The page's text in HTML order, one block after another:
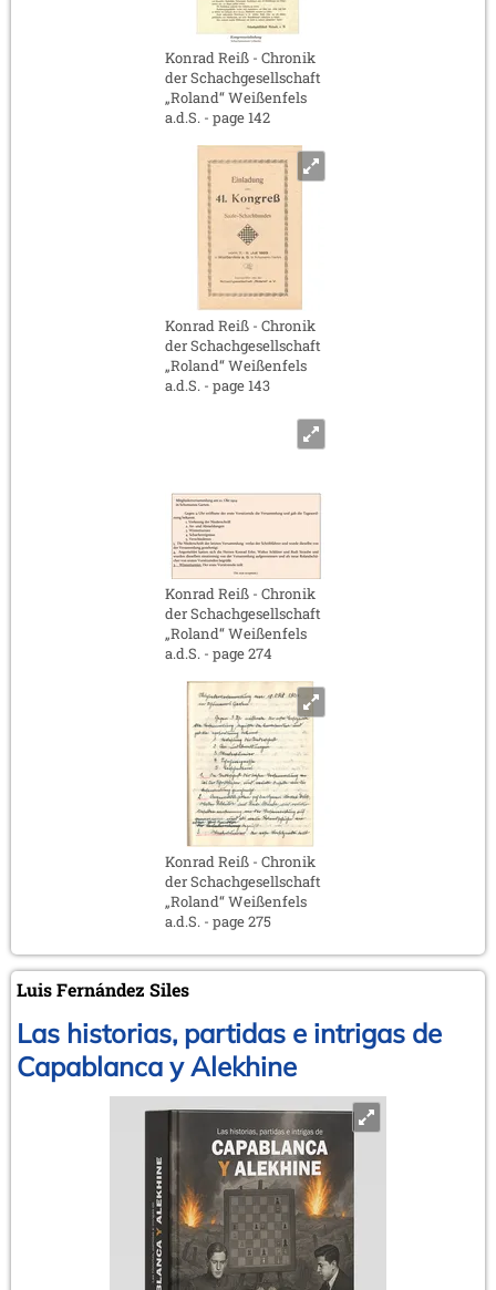
Konrad Reiß - Chronik
der Schachgesellschaft
„Roland“ Weißenfels
a.d.S. - page 142
Konrad Reiß - Chronik
der Schachgesellschaft
„Roland“ Weißenfels
a.d.S. - page 143
Konrad Reiß - Chronik
der Schachgesellschaft
„Roland“ Weißenfels
a.d.S. - page 274
Konrad Reiß - Chronik
der Schachgesellschaft
„Roland“ Weißenfels
a.d.S. - page 275
Luis Fernández Siles
Las historias, partidas e intrigas de
Capablanca y Alekhine